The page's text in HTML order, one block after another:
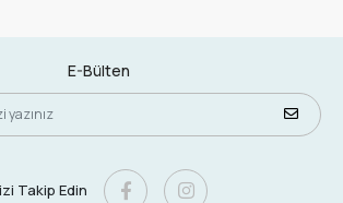
E-Bülten
Takip Edin